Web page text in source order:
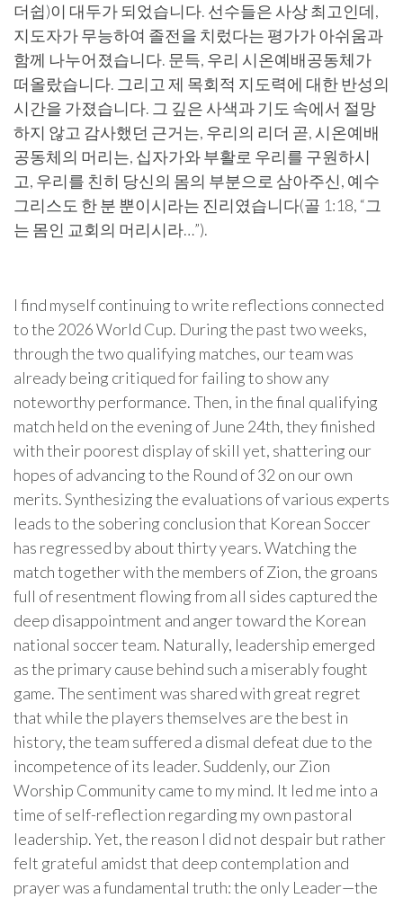
더쉽)이 대두가 되었습니다. 선수들은 사상 최고인데,
지도자가 무능하여 졸전을 치렀다는 평가가 아쉬움과
함께 나누어졌습니다. 문득, 우리 시온예배공동체가
떠올랐습니다. 그리고 제 목회적 지도력에 대한 반성의
시간을 가졌습니다. 그 깊은 사색과 기도 속에서 절망
하지 않고 감사했던 근거는, 우리의 리더 곧, 시온예배
공동체의 머리는, 십자가와 부활로 우리를 구원하시
고, 우리를 친히 당신의 몸의 부분으로 삼아주신, 예수
그리스도 한 분 뿐이시라는 진리였습니다(골 1:18, “그
는 몸인 교회의 머리시라…”).
I find myself continuing to write reflections connected
to the 2026 World Cup. During the past two weeks,
through the two qualifying matches, our team was
already being critiqued for failing to show any
noteworthy performance. Then, in the final qualifying
match held on the evening of June 24th, they finished
with their poorest display of skill yet, shattering our
hopes of advancing to the Round of 32 on our own
merits. Synthesizing the evaluations of various experts
leads to the sobering conclusion that Korean Soccer
has regressed by about thirty years. Watching the
match together with the members of Zion, the groans
full of resentment flowing from all sides captured the
deep disappointment and anger toward the Korean
national soccer team. Naturally, leadership emerged
as the primary cause behind such a miserably fought
game. The sentiment was shared with great regret
that while the players themselves are the best in
history, the team suffered a dismal defeat due to the
incompetence of its leader. Suddenly, our Zion
Worship Community came to my mind. It led me into a
time of self-reflection regarding my own pastoral
leadership. Yet, the reason I did not despair but rather
felt grateful amidst that deep contemplation and
prayer was a fundamental truth: the only Leader—the